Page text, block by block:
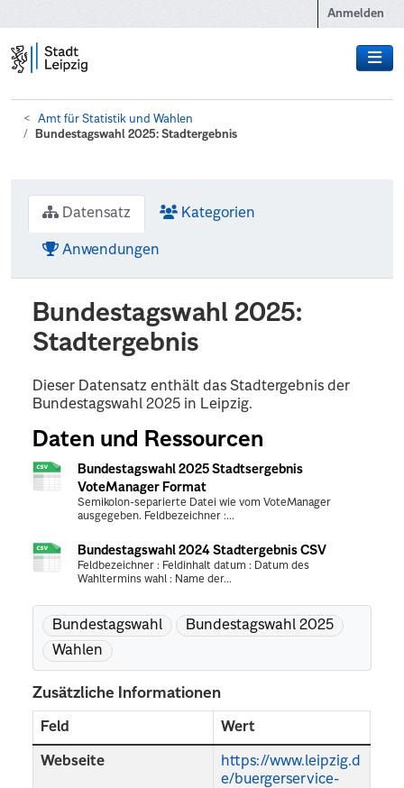
Anmelden
Amt für Statistik und Wahlen
Bundestagswahl 2025: Stadtergebnis
Datensatz Kategorien
Anwendungen
Bundestagswahl 2025:
Stadtergebnis
Dieser Datensatz enthält das Stadtergebnis der
Bundestagswahl 2025 in Leipzig.
Daten und Ressourcen
Bundestagswahl 2025 Stadtsergebnis
VoteManager Format
Semikolon-separierte Datei wie vom VoteManager
ausgegeben. Feldbezeichner :...
Bundestagswahl 2024 Stadtergebnis CSV
Feldbezeichner : Feldinhalt datum : Datum des
Wahltermins wahl : Name der...
Bundestagswahl
Bundestagswahl 2025
Wahlen
Zusätzliche Informationen
Feld Wert
Webseite
https://www.leipzig.d
e/buergerservice-